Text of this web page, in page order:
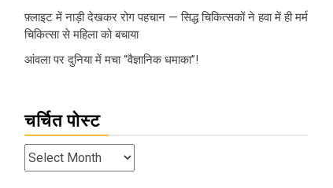
फ़्लाइट में नाड़ी देखकर रोग पहचान — सिद्ध चिकित्सकों ने हवा में ही मर्म
चिकित्सा से महिला को बचाया
आंवला पर दुनिया में मचा “वैज्ञानिक धमाका”!
चर्चित पोस्ट